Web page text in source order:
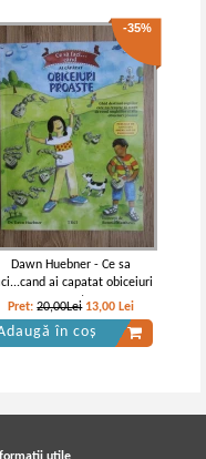
-35%
Dawn Huebner - Ce sa
ai capatat obiceiuri
proaste
Pret:20,00Lei 13,00 Lei
în coș